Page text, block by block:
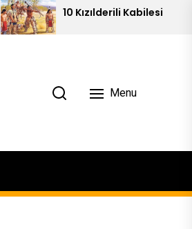
10 Kızılderili Kabilesi
Menu